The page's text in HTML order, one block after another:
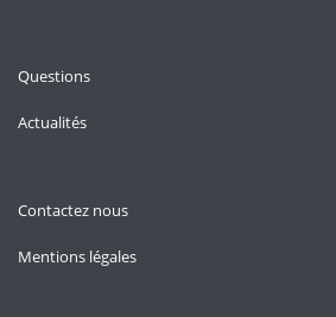
Questions
Actualités
Contactez nous
Mentions légales